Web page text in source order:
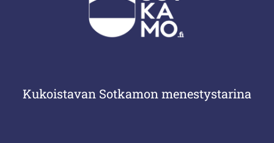
Kukoistavan Sotkamon menestystarina